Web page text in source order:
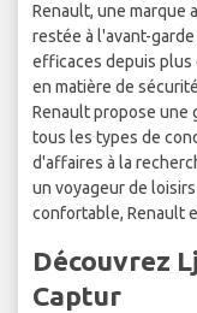
Renault, une marque
restée à l'avant-
efficaces depuis plus
en matière de
Renault propose une
tous les types de
d'affaires à la
un voyageur de
confortable, Renault
Découvrez
Captur